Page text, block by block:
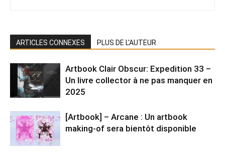
ARTICLES CONNEXES PLUS DE L'AUTEUR
Artbook Clair Obscur: Expedition 33 –
Un livre collector à ne pas manquer en
2025
[Artbook] – Arcane : Un artbook
making-of sera bientôt disponible